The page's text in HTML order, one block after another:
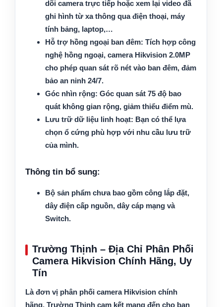
dõi camera trực tiếp hoặc xem lại video đã
ghi hình từ xa thông qua điện thoại, máy
tính bảng, laptop,…
Hỗ trợ hồng ngoại ban đêm: Tích hợp công
nghệ hồng ngoại, camera Hikvision 2.0MP
cho phép quan sát rõ nét vào ban đêm, đảm
bảo an ninh 24/7.
Góc nhìn rộng: Góc quan sát 75 độ bao
quát không gian rộng, giảm thiểu điểm mù.
Lưu trữ dữ liệu linh hoạt: Bạn có thể lựa
chọn ổ cứng phù hợp với nhu cầu lưu trữ
của mình.
Thông tin bổ sung:
Bộ sản phẩm chưa bao gồm công lắp đặt,
dây điện cấp nguồn, dây cáp mạng và
Switch.
Trường Thịnh – Địa Chỉ Phân Phối
Camera Hikvision Chính Hãng, Uy
Tín
Là đơn vị phân phối camera Hikvision chính
hãng, Trường Thịnh cam kết mang đến cho bạn